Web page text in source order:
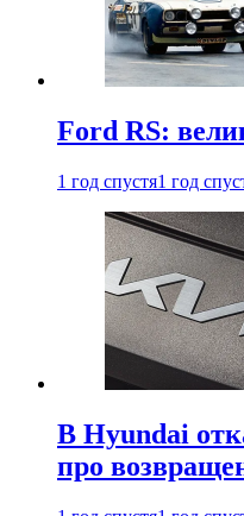
Ford RS:
1 год спустя1 год
В Hyundai
про